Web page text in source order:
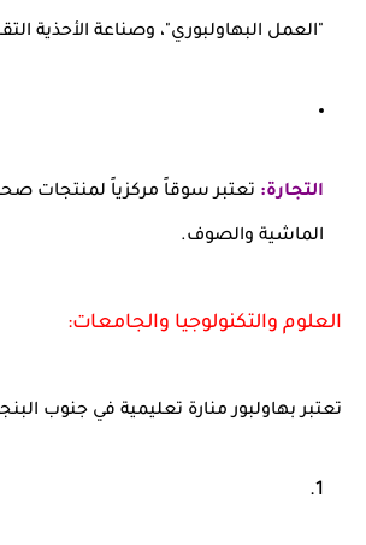
"العمل البهاولبوري"، وصناعة الأحذية
التجارة: تعتبر سوقاً مركزياً لمنتجات
الماشية والصوف.
العلوم والتكنولوجيا والجامعات:
تعتبر بهاولبور منارة تعليمية في جنوب